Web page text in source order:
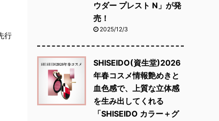
行
ウダー プレスト N」が発
売！
2025/12/3
SHISEIDO(資生堂)2026
年春コスメ情報艶めきと
血色感で、上質な立体感
を生み出してくれる
「SHISEIDO カラー＋グ